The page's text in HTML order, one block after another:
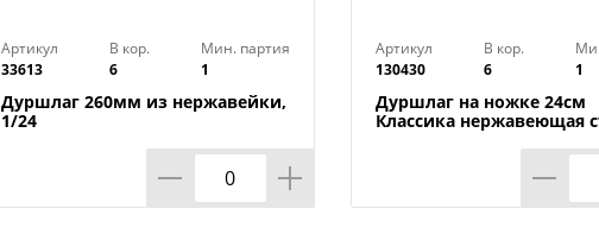
Артикул
33613
В кор.
6
Мин. партия
1
Дуршлаг 260мм из нержавейки,
1/24
Артикул
130430
В кор.
6
1
Дуршлаг на ножке 24см
Классика нержавеющая